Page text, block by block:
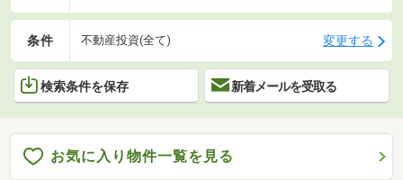
条件 不動産投資(全て) 変更する
検索条件を保存 新着メールを受取る
お気に入り物件一覧を見る